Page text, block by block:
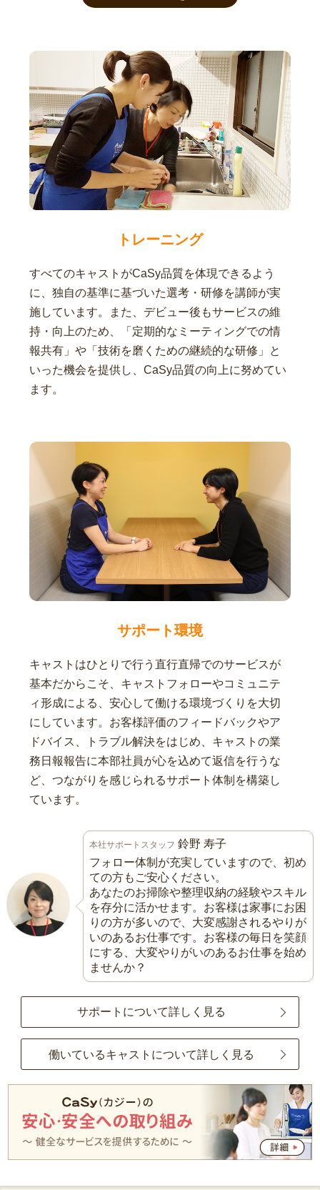
トレーニング
すべてのキャストがCaSy品質を体現できるよう
に、独自の基準に基づいた選考・研修を講師が実
施しています。また、デビュー後もサービスの維
持・向上のため、「定期的なミーティングでの情
報共有」や「技術を磨くための継続的な研修」と
いった機会を提供し、CaSy品質の向上に努めてい
ます。
サポート環境
キャストはひとりで行う直行直帰でのサービスが
基本だからこそ、キャストフォローやコミュニテ
ィ形成による、安心して働ける環境づくりを大切
にしています。お客様評価のフィードバックやア
ドバイス、トラブル解決をはじめ、キャストの業
務日報報告に本部社員が心を込めて返信を行うな
ど、つながりを感じられるサポート体制を構築し
ています。
本社サポートスタッフ 鈴野 寿子
フォロー体制が充実していますので、初め
ての方もご安心ください。
あなたのお掃除や整理収納の経験やスキル
を存分に活かせます。お客様は家事にお困
りの方が多いので、大変感謝されるやりが
いのあるお仕事です。お客様の毎日を笑顔
にする、大変やりがいのあるお仕事を始め
ませんか？
サポートについて詳しく見る
働いているキャストについて詳しく見る